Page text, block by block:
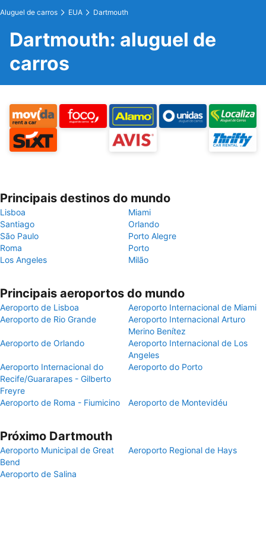
Aluguel de carros EUA Dartmouth
Dartmouth: aluguel de
carros
Principais destinos do mundo
Lisboa
Miami
Santiago
Orlando
São Paulo
Porto Alegre
Roma
Porto
Los Angeles
Milão
Principais aeroportos do mundo
Aeroporto de Lisboa
Aeroporto Internacional de Miami
Aeroporto de Rio Grande
Aeroporto Internacional Arturo
Merino Benítez
Aeroporto de Orlando
Aeroporto Internacional de Los
Angeles
Aeroporto Internacional do
Recife/Guararapes - Gilberto
Freyre
Aeroporto do Porto
Aeroporto de Roma - Fiumicino Aeroporto de Montevidéu
Próximo Dartmouth
Aeroporto Municipal de Great
Bend
Aeroporto Regional de Hays
Aeroporto de Salina